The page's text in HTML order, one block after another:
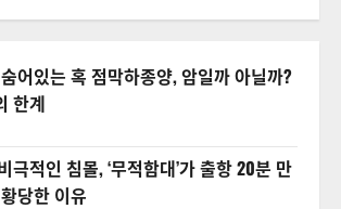
어있는 혹 점막하종양, 암일까 아닐까?
한계
극적인 침몰, ‘무적함대’가 출항 20분 만
당한 이유